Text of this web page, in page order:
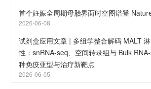
首个妊娠全周期母胎界面时空图谱登
2026-06-08
试剂盒应用文章 | 多组学整合解码 MALT
性：snRNA-seq、空间转录组与 Bulk
种免疫亚型与治疗新靶点
2026-06-05